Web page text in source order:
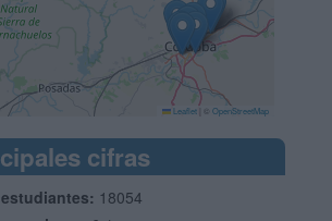
Leaflet © OpenStreetMap
cifras
estudiantes: 18054